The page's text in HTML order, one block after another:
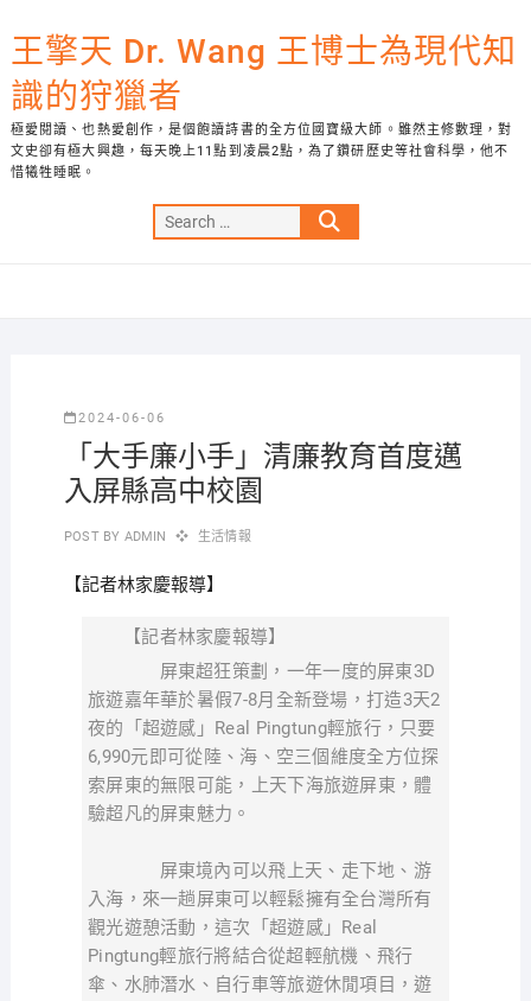
to
content
王擎天 Dr. Wang 王博士為現代知
識的狩獵者
極愛閱讀、也熱愛創作，是個飽讀詩書的全方位國寶級大師。雖然主修數理，對
文史卻有極大興趣，每天晚上11點到凌晨2點，為了鑽研歷史等社會科學，他不
惜犧牲睡眠。
Search
…
2024-06-06
「大手廉小手」清廉教育首度邁
入屏縣高中校園
POST BY ADMIN 生活情報
【記者林家慶報導】
【記者林家慶報導】
屏東超狂策劃，一年一度的屏東3D
旅遊嘉年華於暑假7-8月全新登場，打造3天2
夜的「超遊感」Real Pingtung輕旅行，只要
6,990元即可從陸、海、空三個維度全方位探
索屏東的無限可能，上天下海旅遊屏東，體
驗超凡的屏東魅力。
屏東境內可以飛上天、走下地、游
入海，來一趟屏東可以輕鬆擁有全台灣所有
觀光遊憩活動，這次「超遊感」Real
Pingtung輕旅行將結合從超輕航機、飛行
傘、水肺潛水、自行車等旅遊休閒項目，遊